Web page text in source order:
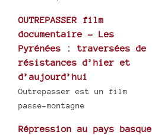
OUTREPASSER film
documentaire - Les
Pyrénées : traversées de
résistances d’hier et
d’aujourd’hui
Outrepasser est un film
passe-montagne
Répression au pays basque